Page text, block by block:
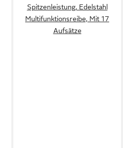
Spitzenleistung, Edelstahl
Multifunktionsreibe, Mit 17
Aufsätze